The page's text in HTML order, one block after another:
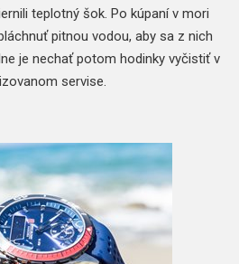
teplotný šok. Po kúpaní v mori
pitnou vodou, aby sa z nich
je nechať potom hodinky vyčistiť v
servise.